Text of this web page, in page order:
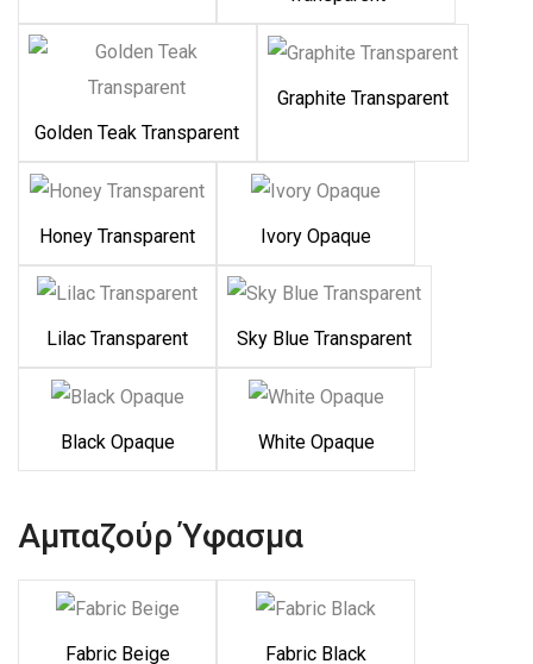
Golden Teak Transparent
Graphite Transparent
Honey Transparent Ivory Opaque
Lilac Transparent Sky Blue Transparent
Black Opaque White Opaque
Αμπαζούρ Ύφασμα
Fabric Beige Fabric Black